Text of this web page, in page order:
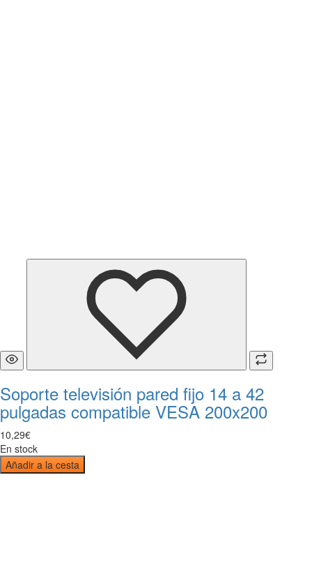
Soporte televisión pared fijo 14 a 42
pulgadas compatible VESA 200x200
10,29€
En stock
Añadir a la cesta